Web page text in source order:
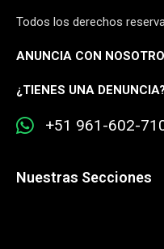
Todos los derechos
ANUNCIA CON
¿TIENES UNA
+51 961-602-
Nuestras Secciones